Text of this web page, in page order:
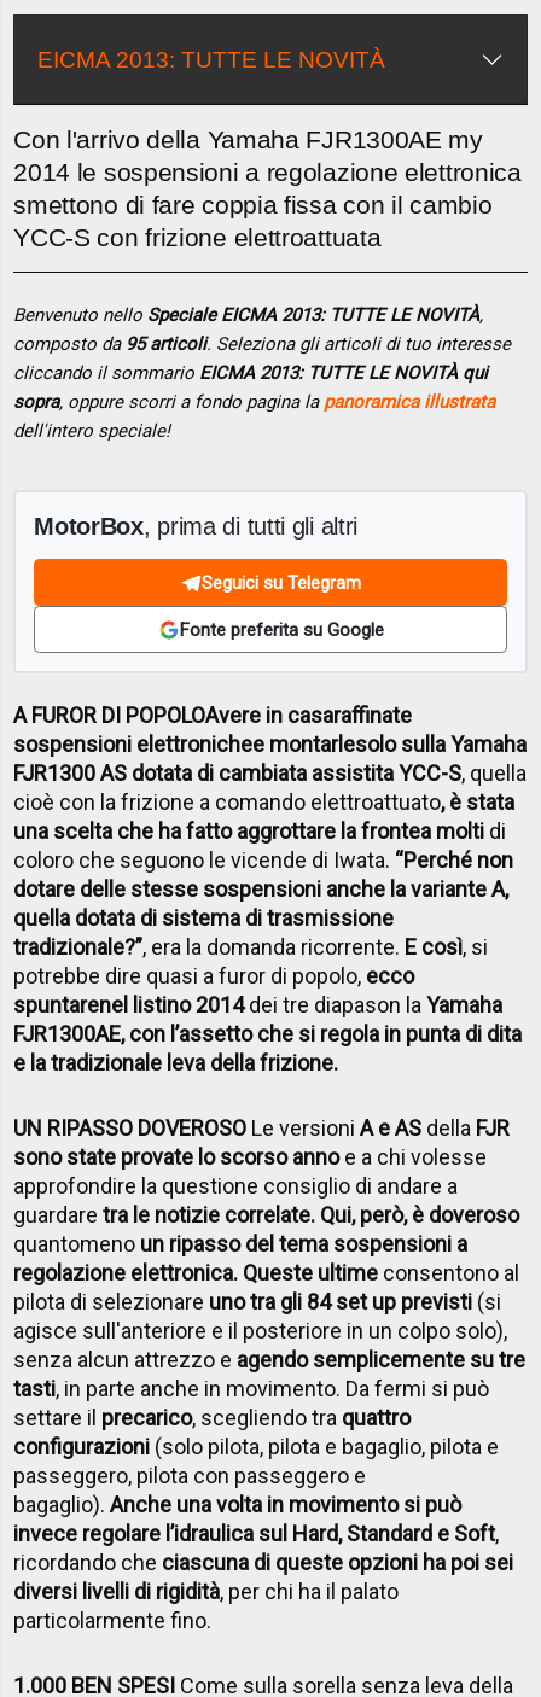
EICMA 2013: TUTTE LE NOVITÀ
Con l'arrivo della Yamaha FJR1300AE my
2014 le sospensioni a regolazione elettronica
smettono di fare coppia fissa con il cambio
YCC-S con frizione elettroattuata
Benvenuto nello Speciale EICMA 2013: TUTTE LE NOVITÀ,
composto da 95 articoli. Seleziona gli articoli di tuo interesse
cliccando il sommario EICMA 2013: TUTTE LE NOVITÀ qui
sopra, oppure scorri a fondo pagina la panoramica illustrata
dell'intero speciale!
MotorBox, prima di tutti gli altri
Seguici su Telegram
Fonte preferita su Google
A FUROR DI POPOLOAvere in casaraffinate
sospensioni elettronichee montarlesolo sulla Yamaha
FJR1300 AS dotata di cambiata assistita YCC-S, quella
cioè con la frizione a comando elettroattuato, è stata
una scelta che ha fatto aggrottare la frontea molti di
coloro che seguono le vicende di Iwata. “Perché non
dotare delle stesse sospensioni anche la variante A,
quella dotata di sistema di trasmissione
tradizionale?”, era la domanda ricorrente. E così, si
potrebbe dire quasi a furor di popolo, ecco
spuntarenel listino 2014dei tre diapason laYamaha
FJR1300AE, con l’assetto che si regola in punta di dita
e la tradizionale leva della frizione.
UN RIPASSO DOVEROSO Le versioniA e AS della FJR
sono state provate lo scorso annoe a chi volesse
approfondire la questione consiglio di andare a
guardaretra le notizie correlate. Qui, però, è doveroso
quantomeno un ripasso del tema sospensioni a
regolazione elettronica. Queste ultime consentono al
pilota di selezionare uno tra gli 84 set up previsti (si
agisce sull'anteriore e il posteriore in un colpo solo),
senza alcun attrezzo e agendo semplicemente su tre
tasti, in parte anche in movimento. Da fermi si può
settare il precarico, scegliendo tra quattro
configurazioni (solo pilota, pilota e bagaglio, pilota e
passeggero, pilota con passeggero e
bagaglio).Anche una volta in movimento si può
invece regolare l’idraulica sul Hard, Standard e Soft,
ricordando che ciascuna di queste opzioni ha poi sei
diversi livelli di rigidità, per chi ha il palato
particolarmente fino.
1.000 BEN SPESI Come sulla sorella senza leva della